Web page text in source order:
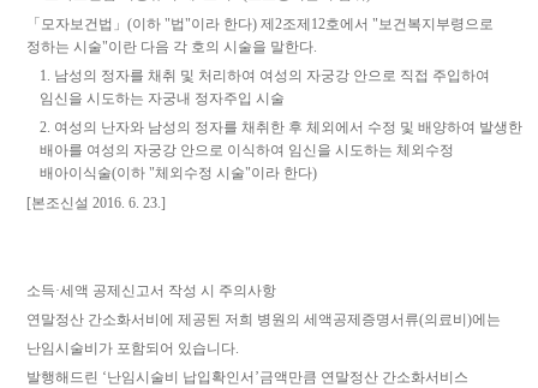
「 모자보건법 」(이하"법"이라 한다)제2조제12호에서" 보건복지부령으로
정하는 시술"이란 다음 각 호의 시술을 말한다
1. 남성의 정자를 채취 및 처리하여 여성의 자궁강 안으로 직접 주입하여
임신을 시도하는 자궁내 정자주입 시술
2. 여성의 난자와 남성의 정자를 채취한 후 체외에서 수정 및 배양하여 발생한
배아를 여성의 자궁강 안으로 이식하여 임신을 시도하는 체외수정
배아이식술(이하"체외수정 시술"이라 한다)
[본조신설2016. 6. 23.]
소득·세액 공제신고서 작성 시 주의사항
연말정산 간소화서비에 제공된 저희 병원의 세액공제증명서류(의료비)에는
난임시술비가 포함되어 있습니다.
발행해드린 ‘난임시술비 납입확인서 ’금액만큼 연말정산 간소화서비스